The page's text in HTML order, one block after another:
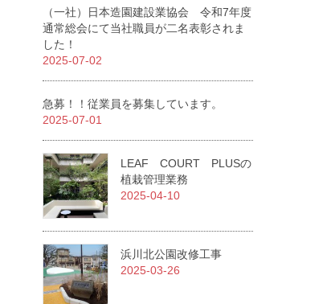
（一社）日本造園建設業協会 令和7年度
通常総会にて当社職員が二名表彰されま
した！
2025-07-02
急募！！従業員を募集しています。
2025-07-01
LEAF COURT PLUSの
植栽管理業務
2025-04-10
浜川北公園改修工事
2025-03-26